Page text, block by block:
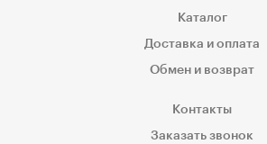
Каталог
Доставка и оплата
Обмен и возврат
Контакты
Заказать звонок